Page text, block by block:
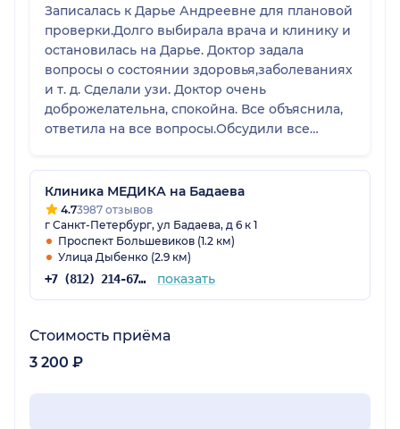
Записалась к Дарье Андреевне для плановой
проверки.Долго выбирала врача и клинику и
остановилась на Дарье. Доктор задала
вопросы о состоянии здоровья,заболеваниях
и т. д. Сделали узи. Доктор очень
доброжелательна, спокойна. Все объяснила,
ответила на все вопросы.Обсудили все
располагается к себе. Профессионал!
спасибо.
Клиника МЕДИКА на Бадаева
4.73987 отзывов
г Санкт-Петербург, ул Бадаева, д 6 к 1
Проспект Большевиков (1.2 км)
Улица Дыбенко (2.9 км)
+7 (812) 214-67-27 показать
Стоимость приёма
3 200 ₽